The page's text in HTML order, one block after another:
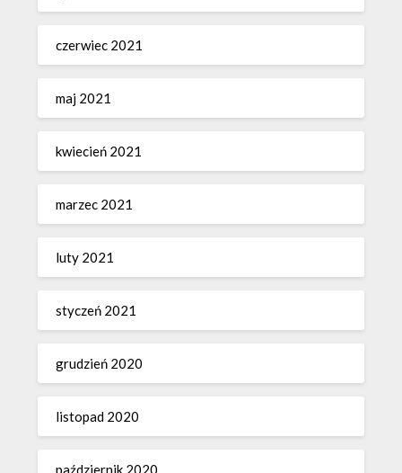
czerwiec 2021
maj 2021
kwiecień 2021
marzec 2021
luty 2021
styczeń 2021
grudzień 2020
listopad 2020
październik 2020